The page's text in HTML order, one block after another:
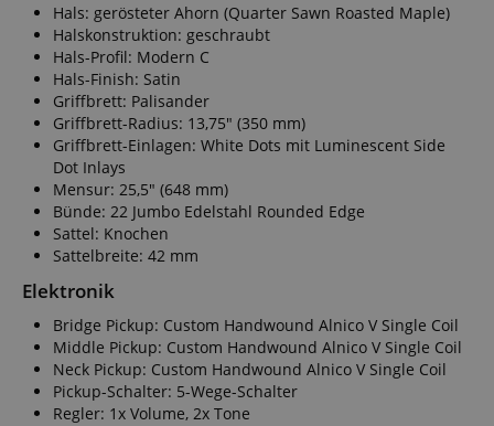
Hals: gerösteter Ahorn (Quarter Sawn Roasted Maple)
Halskonstruktion: geschraubt
Hals-Profil: Modern C
Hals-Finish: Satin
Griffbrett: Palisander
Griffbrett-Radius: 13,75" (350 mm)
Griffbrett-Einlagen: White Dots mit Luminescent Side
Dot Inlays
Mensur: 25,5" (648 mm)
Bünde: 22 Jumbo Edelstahl Rounded Edge
Sattel: Knochen
Sattelbreite: 42 mm
Elektronik
Bridge Pickup: Custom Handwound Alnico V Single Coil
Middle Pickup: Custom Handwound Alnico V Single Coil
Neck Pickup: Custom Handwound Alnico V Single Coil
Pickup-Schalter: 5-Wege-Schalter
Regler: 1x Volume, 2x Tone